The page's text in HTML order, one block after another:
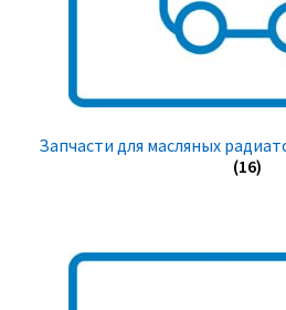
Запчасти для масляных
(16)